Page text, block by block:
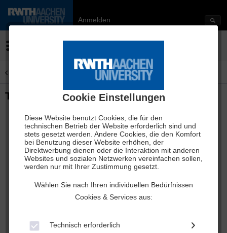
Anmelden
Cookie Einstellungen
Diese Website benutzt Cookies, die für den
technischen Betrieb der Website erforderlich sind und
stets gesetzt werden. Andere Cookies, die den Komfort
bei Benutzung dieser Website erhöhen, der
Direktwerbung dienen oder die Interaktion mit anderen
Websites und sozialen Netzwerken vereinfachen sollen,
werden nur mit Ihrer Zustimmung gesetzt.
Wählen Sie nach Ihren individuellen Bedürfnissen
Cookies & Services aus:
Technisch erforderlich
Tasse Premium Roboter Medizin